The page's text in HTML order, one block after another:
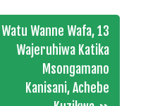
Watu Wanne Wafa, 13
Wajeruhiwa Katika
Msongamano
Kanisani, Achebe